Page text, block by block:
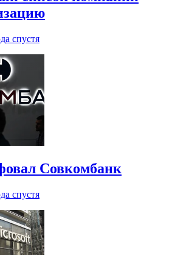
спустя
Совкомбанк
спустя